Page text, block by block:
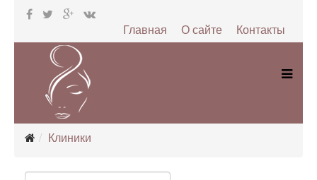
Контакты
О сайте
Главная
Клиники